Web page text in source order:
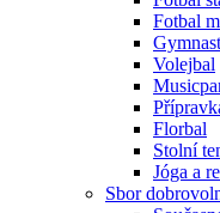
Fotbal
Volejbal
Florbal
Stolní
Jóga a
Sbor